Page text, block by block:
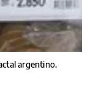
argentino.